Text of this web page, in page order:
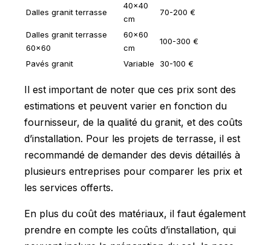
Dalles granit terrasse
40x40
cm
70-200 €
Dalles granit terrasse
60x60
60x60
cm
100-300 €
Pavés granit Variable 30-100 €
Il est important de noter que ces prix sont des
estimations et peuvent varier en fonction du
fournisseur, de la qualité du granit, et des coûts
d’installation. Pour les projets de terrasse, il est
recommandé de demander des devis détaillés à
plusieurs entreprises pour comparer les prix et
les services offerts.
En plus du coût des matériaux, il faut également
prendre en compte les coûts d’installation, qui